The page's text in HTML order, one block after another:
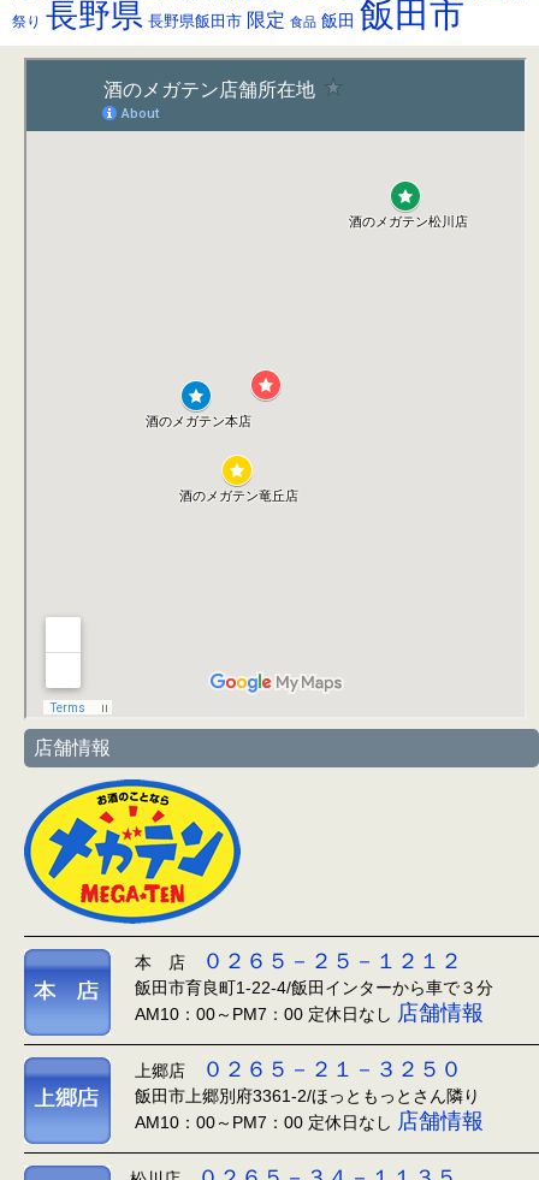
祭り 長野県 長野県飯田市 限定 食品 飯田 飯田市
店舗情報
本 店 ０２６５－２５－１２１２
飯田市育良町1-22-4/飯田インターから車で３分
AM10：00～PM7：00 定休日なし 店舗情報
上郷店 ０２６５－２１－３２５０
飯田市上郷別府3361-2/ほっともっとさん隣り
AM10：00～PM7：00 定休日なし 店舗情報